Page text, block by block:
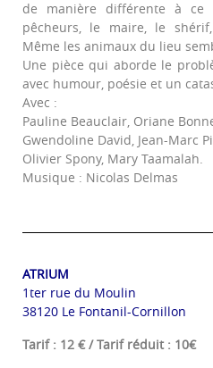
de manière différente à ce
pêcheurs, le maire, le
Même les animaux du lieu
Une pièce qui aborde le
avec humour, poésie et un
Avec :
Pauline Beauclair, Oriane
Gwendoline David, Jean-Marc
Olivier Spony, Mary Taamalah.
Musique : Nicolas Delmas
ATRIUM
1ter rue du Moulin
38120 Le Fontanil-Cornillon
Tarif : 12 € / Tarif réduit : 10€